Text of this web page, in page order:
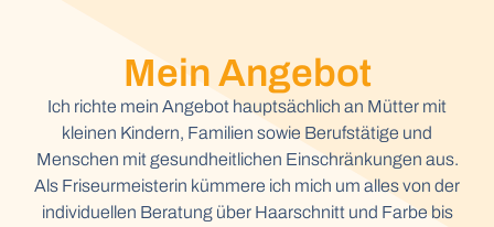
Mein Angebot
Ich richte mein Angebot hauptsächlich an Mütter mit
kleinen Kindern, Familien sowie Berufstätige und
Menschen mit gesundheitlichen Einschränkungen aus.
Als Friseurmeisterin kümmere ich mich um alles von der
individuellen Beratung über Haarschnitt und Farbe bis